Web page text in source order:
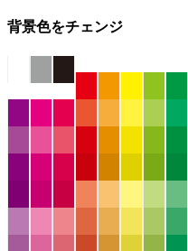
背景色をチェンジ